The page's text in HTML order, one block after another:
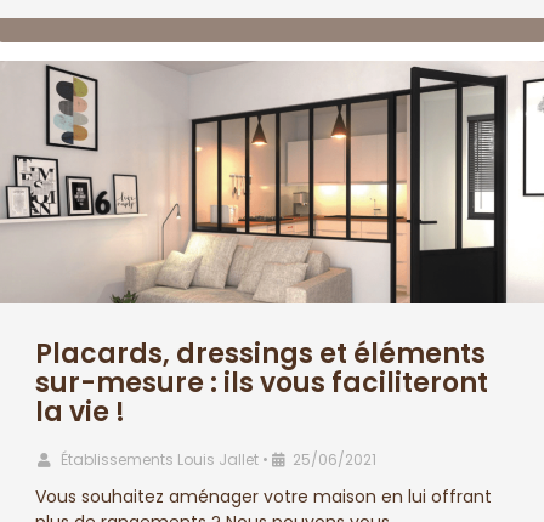
Placards, dressings et éléments
sur-mesure : ils vous faciliteront
la vie !
Établissements Louis Jallet • 25/06/2021
Vous souhaitez aménager votre maison en lui offrant